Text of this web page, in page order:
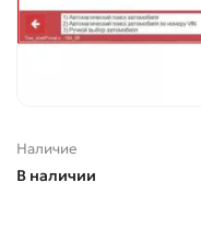
Наличие
В наличии